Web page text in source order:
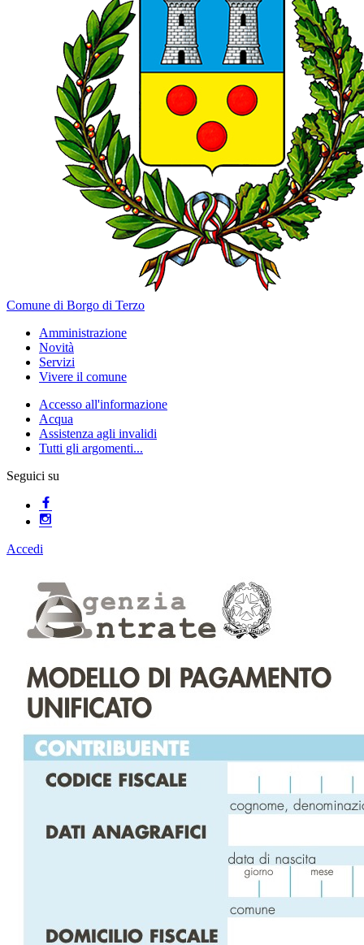
Comune di Borgo di Terzo
Amministrazione
Novità
Servizi
Vivere il comune
Accesso all'informazione
Acqua
Assistenza agli invalidi
Tutti gli argomenti...
Seguici su
Accedi